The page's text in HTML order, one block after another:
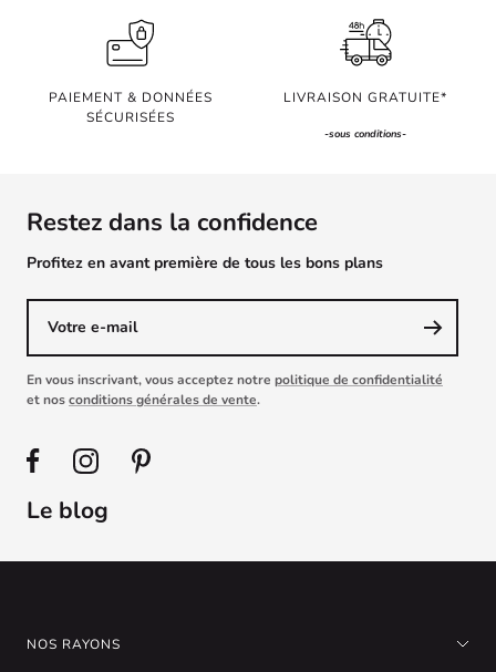
PAIEMENT & DONNÉES
SÉCURISÉES
LIVRAISON GRATUITE*
-sous conditions-
Restez dans la confidence
Profitez en avant première de tous les bons plans
Votre e-mail
En vous inscrivant, vous acceptez notre politique de confidentialité
et nosconditions générales de vente.
Le blog
NOS RAYONS